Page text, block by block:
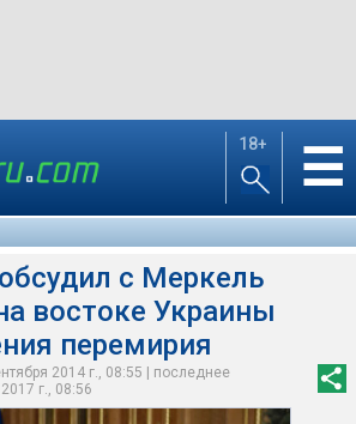
18+ ☰
с Меркель
востоке Украины
перемирия
2014 г., 08:55 | последнее
г., 08:56